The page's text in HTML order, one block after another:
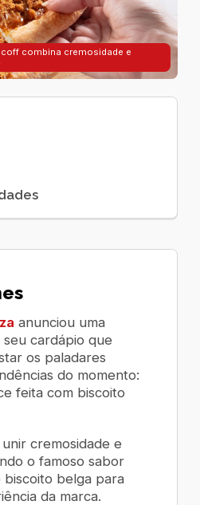
combina cremosidade e
anunciou uma
cardápio que
os paladares
do momento:
feita com biscoito
cremosidade e
o famoso sabor
biscoito belga para
da marca.